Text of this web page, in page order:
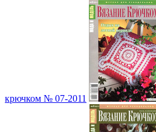
крючком № 07-2011